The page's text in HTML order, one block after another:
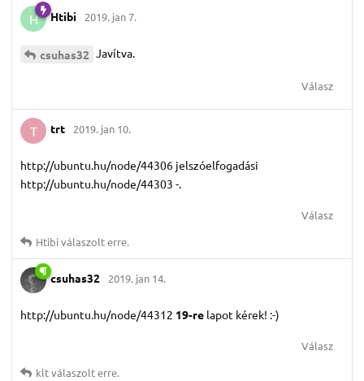
H Htibi 2019. jan 7.
csuhas32 Javítva.
Válasz
T trt 2019. jan 10.
http://ubuntu.hu/node/44306 jelszóelfogadási
http://ubuntu.hu/node/44303 -.
Válasz
Htibiválaszolt erre.
csuhas32 2019. jan 14.
http://ubuntu.hu/node/44312 19-re lapot kérek! :-)
Válasz
kltválaszolt erre.